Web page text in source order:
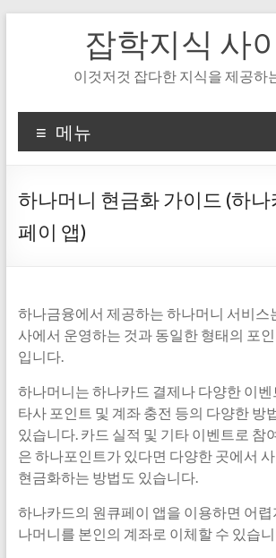
잡학지식 사
이것저것 잡다한 지식을 제공하
메뉴
하나머니 현금화 가이드 (하
페이 앱)
하나금융에서 제공하는 하나머니 서비스
사에서 운영하는 것과 동일한 형태의 포
입니다.
하나머니는 하나카드 결제나 다양한 이벤
타사 포인트 및 계좌 충전 등의 다양한 방
있습니다. 카드 실적 및 기타 이벤트로 참
은 하나포인트가 있다면 다양한 곳에서
현금화하는 방법도 있습니다.
하나카드의 원큐페이 앱을 이용하면 어
나머니를 본인의 계좌로 이체할 수 있습